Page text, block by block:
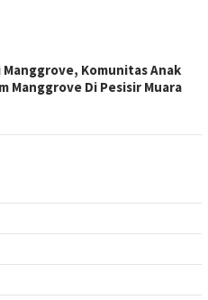
Komunitas Anak
Manggrove Di Pesisir Muara